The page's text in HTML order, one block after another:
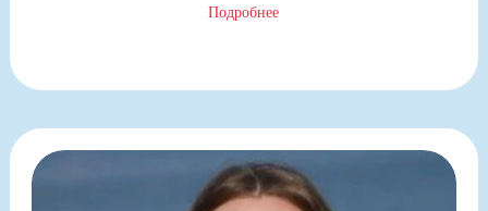
Подробнее